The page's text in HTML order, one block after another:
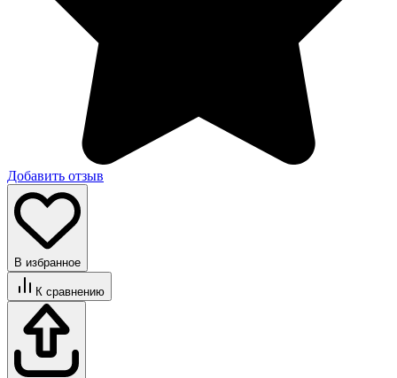
Добавить отзыв
В избранное
К сравнению